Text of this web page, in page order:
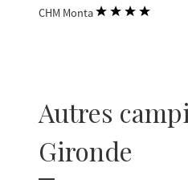
CHM Monta
Autres
Gironde